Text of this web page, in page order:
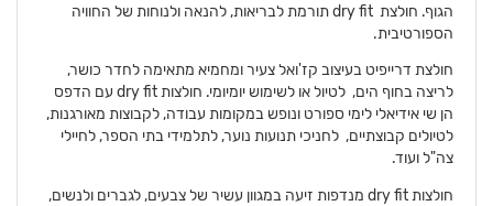
הגוף. חולצת dry fitתורמת לבריאות, להנאה ולנוחות של החוויה
הספורטיבית.
חולצת דרייפיט בעיצוב קז'ואל צעיר ומחמיא מתאימה לחדר כושר,
לריצה בחוף הים, לטיול או לשימוש יומיומי. חולצותdry fit עם הדפס
הן שי אידיאלי לימי ספורט ונופש במקומות עבודה, לקבוצות מאורגנות,
לטיולים קבוצתיים, לחניכי תנועות נוער, לתלמידי בתי הספר, לחיילי
צה"ל ועוד.
חולצותdry fit מנדפות זיעה במגוון עשיר של צבעים, לגברים ולנשים,